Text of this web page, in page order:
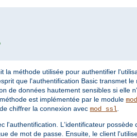
la méthode utilisée pour authentifier
que l'authentification Basic transmet
de données hautement sensibles si elle
méthode est implémentée par le module
chiffrer la connexion avec mod_ssl
l'authentification. L'identificateur
de mot de passe. Ensuite, le client